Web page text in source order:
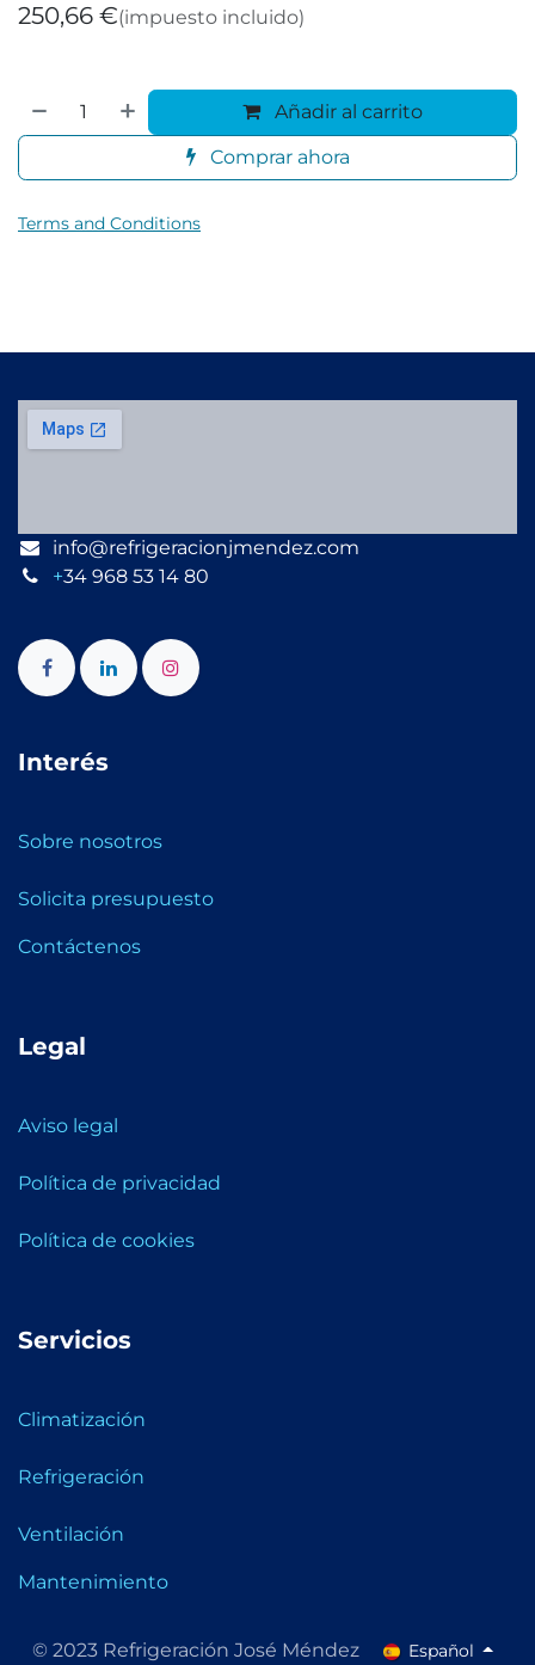
250,66 €(impuesto incluido)
Añadir al carrito
Comprar ahora
Terms and Conditions
info@refrigeracionjmendez.com
+34 968 53 14 80
Interés
Sobre nosotros
Solicita presupuesto
Contáctenos
Legal
Aviso legal
Política de privacidad
Política de cookies
Servicios
Climatización
Refrigeración
Ventilación
Mantenimiento
© 2023 Refrigeración José Méndez Español